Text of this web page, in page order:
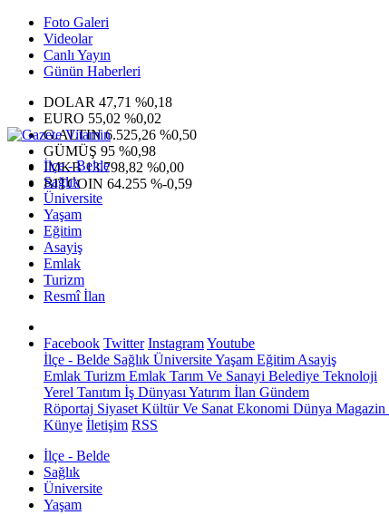
Foto Galeri
Videolar
Canlı Yayın
Günün Haberleri
DOLAR 47,71 %0,18
EURO 55,02 %0,02
G.ALTIN6.525,26 %0,50
GÜMÜŞ 95 %0,98
IMKB13.798,82 %0,00
BITCOIN 64.255 %-0,59
İlçe - Belde
Sağlık
Üniversite
Yaşam
Eğitim
Asayiş
Emlak
Turizm
Resmî İlan
Facebook Twitter InstagramYoutube
İlçe - Belde Sağlık ÜniversiteYaşam Eğitim Asayiş
Emlak Turizm Emlak Tarım Ve Sanayi Belediye Teknoloji
Yerel Tanıtım İş Dünyası Yatırım İlan Gündem
Röportaj Siyaset Kültür Ve Sanat Ekonomi Dünya Magazin
Künye İletişim RSS
İlçe - Belde
Sağlık
Üniversite
Yaşam